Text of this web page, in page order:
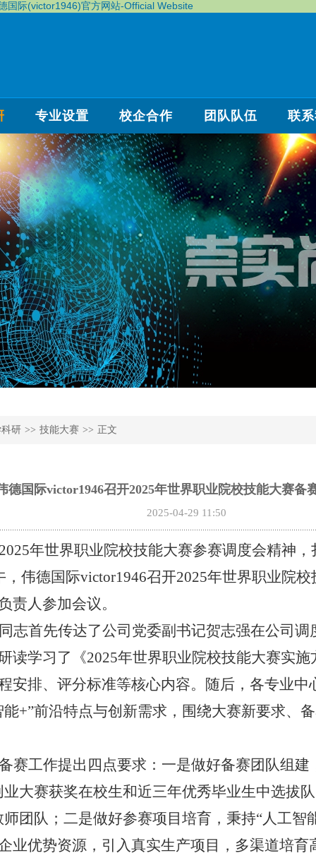
国际(victor1946)官方网站-Official Website
专业设置 校企合作 团队队伍 联
研 >> 技能大赛 >> 正文
德国际victor1946召开2025年世界职业院校技能大赛备
2025-04-29 11:50
2025年世界职业院校技能大赛参赛调度会精神
，伟德国际victor1946召开2025年世界职业院
责人参加会议。
志首先传达了公司党委副书记贺志强在公司
读学习了《2025年世界职业院校技能大赛实
安排、评分标准等核心内容。随后，各专业中
能+”前沿特点与创新需求，围绕大赛新要求、
赛工作提出四点要求：一是做好备赛团队组建
业大赛获奖在校生和近三年优秀毕业生中选拔
团队；二是做好参赛项目培育，秉持“人工智
业优势资源，引入真实生产项目，多渠道培育